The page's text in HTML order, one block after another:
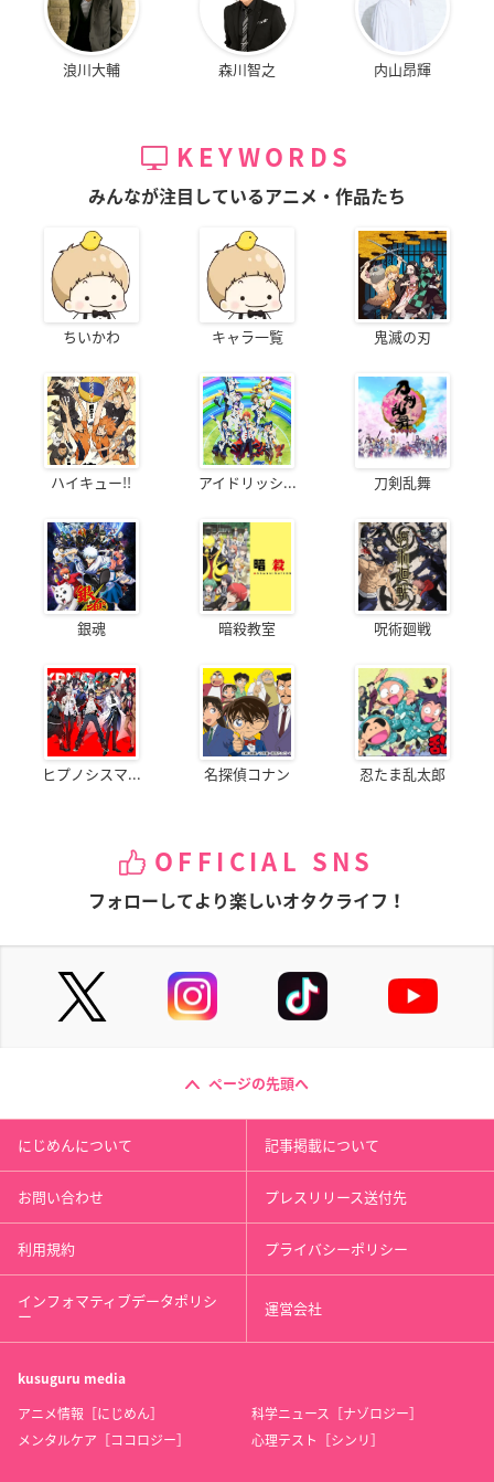
浪川大輔 森川智之 内山昂輝
KEYWORDS
みんなが注目しているアニメ・作品たち
ちいかわ キャラ一覧 鬼滅の刃
ハイキュー!! アイドリッシ... 刀剣乱舞
銀魂 暗殺教室 呪術廻戦
ヒプノシスマ... 名探偵コナン 忍たま乱太郎
OFFICIAL SNS
フォローしてより楽しいオタクライフ！
ページの先頭へ
にじめんについて 記事掲載について
お問い合わせ プレスリリース送付先
利用規約 プライバシーポリシー
インフォマティブデータポリシ
ー 運営会社
kusuguru media
アニメ情報［にじめん］
科学ニュース［ナゾロジー］
メンタルケア［ココロジー］
心理テスト［シンリ］